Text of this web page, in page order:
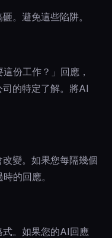
。避免這些陷阱。
份工作？」回應，
的特定了解。將AI
變。如果您每隔幾個
的回應。
。如果您的AI回應